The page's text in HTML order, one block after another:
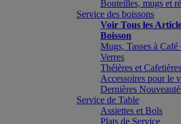
Bouteilles, mugs et
Service des boissons
Voir Tous les
Boisson
Mugs, Tasses à Café
Verres
Théières et Cafetières
Accessoires pour le
Dernières
Service de Table
Assiettes et Bols
Plats de Service